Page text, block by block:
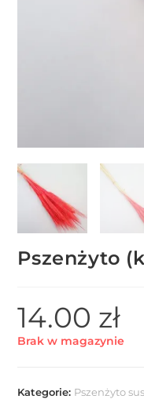
Pszenżyto
14.00 zł
Brak w magazynie
Kategorie: Pszenżyto